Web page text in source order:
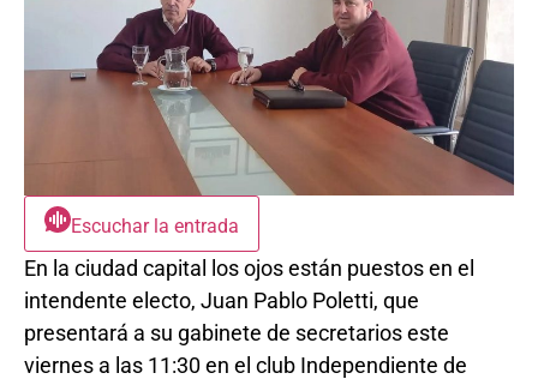
Escuchar la entrada
En la ciudad capital los ojos están puestos en el
intendente electo, Juan Pablo Poletti, que
presentará a su gabinete de secretarios este
viernes a las 11:30 en el club Independiente de